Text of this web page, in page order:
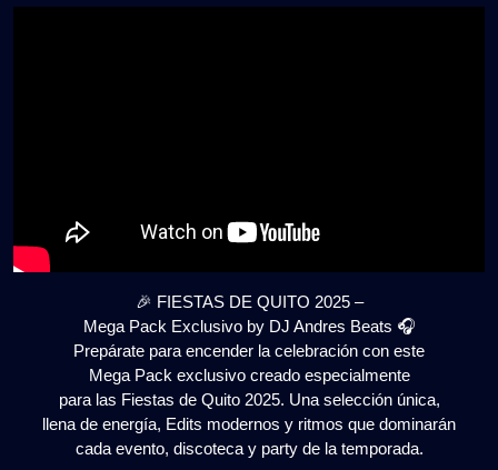
🎉 FIESTAS DE QUITO 2025 –
Mega Pack Exclusivo by DJ Andres Beats 🎧
Prepárate para encender la celebración con este
Mega Pack exclusivo creado especialmente
para las Fiestas de Quito 2025. Una selección única,
llena de energía, Edits modernos y ritmos que dominarán
cada evento, discoteca y party de la temporada.